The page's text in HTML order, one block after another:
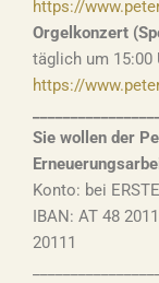
https://
Orgelkonzert
täglich um 15:00
https://
Sie wollen der
Konto: bei
IBAN: AT 48
20111